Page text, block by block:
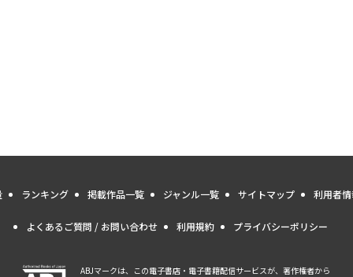
ランキング 掲載作品一覧 ジャンル一覧 サイトマップ 利用者
よくあるご質問 / お問い合わせ 利用規約 プライバシーポリシー
ABJマークは、この電子書店・電子書籍配信サービスが、著作権者から